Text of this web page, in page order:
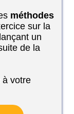
méthodes
sur la
un
de la
à votre